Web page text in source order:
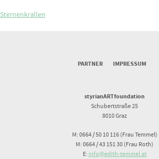
Beitragsnavigation
Sternenkrallen
PARTNER IMPRESSUM
styrianARTfoundation
Schubertstraße 25
8010 Graz
M: 0664 / 50 10 116 (Frau Temmel)
M: 0664 / 43 151 30 (Frau Roth)
E: info@edith-temmel.at